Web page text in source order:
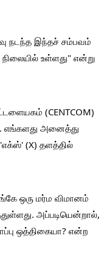
நடந்த இந்தச் சம்பவம்
உள்ளது" என்று
(CENTCOM)
எங்களது அனைத்து
(X) தளத்தில்
ஒரு மர்ம விமானம்
அப்படியென்றால்,
ஒத்திகையா? என்ற